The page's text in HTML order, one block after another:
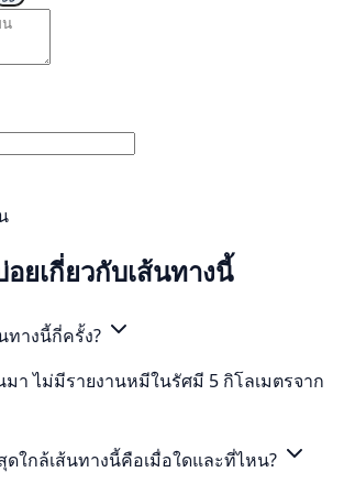
ยเกี่ยวกับเส้นทางนี้
ทางนี้กี่ครั้ง?
า ไม่มีรายงานหมีในรัศมี 5 กิโลเมตรจาก
ใกล้เส้นทางนี้คือเมื่อใดและที่ไหน?